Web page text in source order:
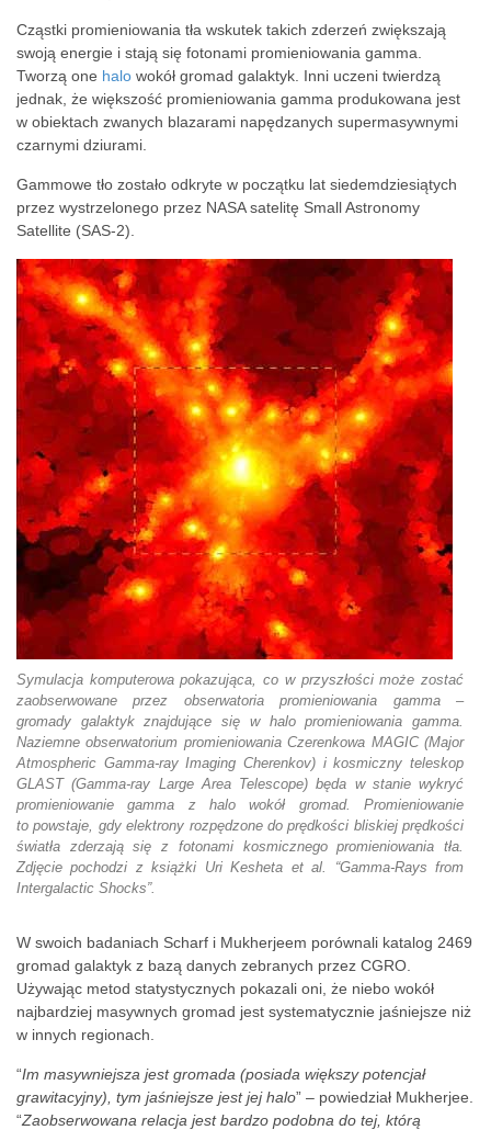
Cząstki promieniowania tła wskutek takich zderzeń zwiększają
swoją energie i stają się fotonami promieniowania gamma.
Tworzą one halo wokół gromad galaktyk. Inni uczeni twierdzą
jednak, że większość promieniowania gamma produkowana jest
w obiektach zwanych blazarami napędzanych supermasywnymi
czarnymi dziurami.
Gammowe tło zostało odkryte w początku lat siedemdziesiątych
przez wystrzelonego przez NASA satelitę Small Astronomy
Satellite (SAS-2).
Symulacja komputerowa pokazująca, co w przyszłości może zostać
zaobserwowane przez obserwatoria promieniowania gamma –
gromady galaktyk znajdujące się w halo promieniowania gamma.
Naziemne obserwatorium promieniowania Czerenkowa MAGIC (Major
Atmospheric Gamma-ray Imaging Cherenkov) i kosmiczny teleskop
GLAST (Gamma-ray Large Area Telescope) będa w stanie wykryć
promieniowanie gamma z halo wokół gromad. Promieniowanie
to powstaje, gdy elektrony rozpędzone do prędkości bliskiej prędkości
światła zderzają się z fotonami kosmicznego promieniowania tła.
Zdjęcie pochodzi z książki Uri Kesheta et al. “Gamma-Rays from
Intergalactic Shocks”.
W swoich badaniach Scharf i Mukherjeem porównali katalog 2469
gromad galaktyk z bazą danych zebranych przez CGRO.
Używając metod statystycznych pokazali oni, że niebo wokół
najbardziej masywnych gromad jest systematycznie jaśniejsze niż
w innych regionach.
“Im masywniejsza jest gromada (posiada większy potencjał
grawitacyjny), tym jaśniejsze jest jej halo” – powiedział Mukherjee.
“Zaobserwowana relacja jest bardzo podobna do tej, którą